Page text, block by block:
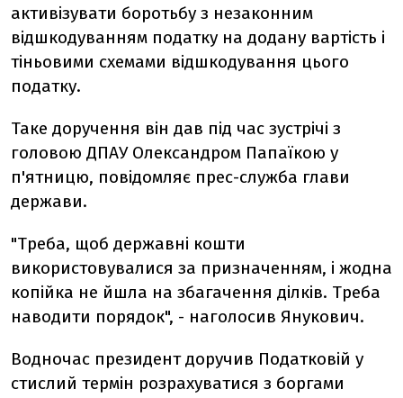
активізувати боротьбу з незаконним
відшкодуванням податку на додану вартість і
тіньовими схемами відшкодування цього
податку.
Таке доручення він дав під час зустрічі з
головою ДПАУ Олександром Папаїкою у
п'ятницю, повідомляє прес-служба глави
держави.
"Треба, щоб державні кошти
використовувалися за призначенням, і жодна
копійка не йшла на збагачення ділків. Треба
наводити порядок", - наголосив Янукович.
Водночас президент доручив Податковій у
стислий термін розрахуватися з боргами